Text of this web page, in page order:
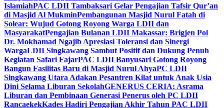
IslamiahPAC LDII Tambaksari Gelar Pengajian Tafsir Qur’an
di Masjid Al MukminPembangunan Masjid Nurul Fatah di
Solear: Wujud Gotong Royong Warga LDII dan
MasyarakatPengajian Bulanan LDII Makassar: Brigjen Pol
Dr. Mokhamad Ngajib Apresiasi Toleransi dan Sinergi
WargaLDII Singkawang Sambut Positif dan Dukung Penuh
Kegiatan Safari FajarPAC LDII Banyusari Gotong Royong
Bangun Fasilitas Baru di Masjid Nurul AhyaPC LDII
Singkawang Utara Adakan Pesantren Kilat untuk Anak Usia
Dini Selama Liburan SekolahGENERUS CERIA: Asrama
Liburan dan Pembinaan Generasi Penerus oleh PC LDII
RancaekekKades Hadiri Pengajian Akhir Tahun PAC LDII